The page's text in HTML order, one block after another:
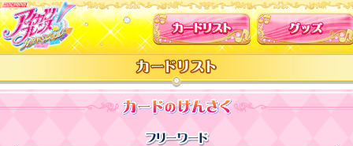
カードリスト